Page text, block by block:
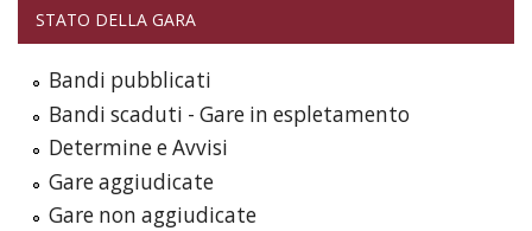
STATO DELLA GARA
Bandi pubblicati
Bandi scaduti - Gare in espletamento
Determine e Avvisi
Gare aggiudicate
Gare non aggiudicate